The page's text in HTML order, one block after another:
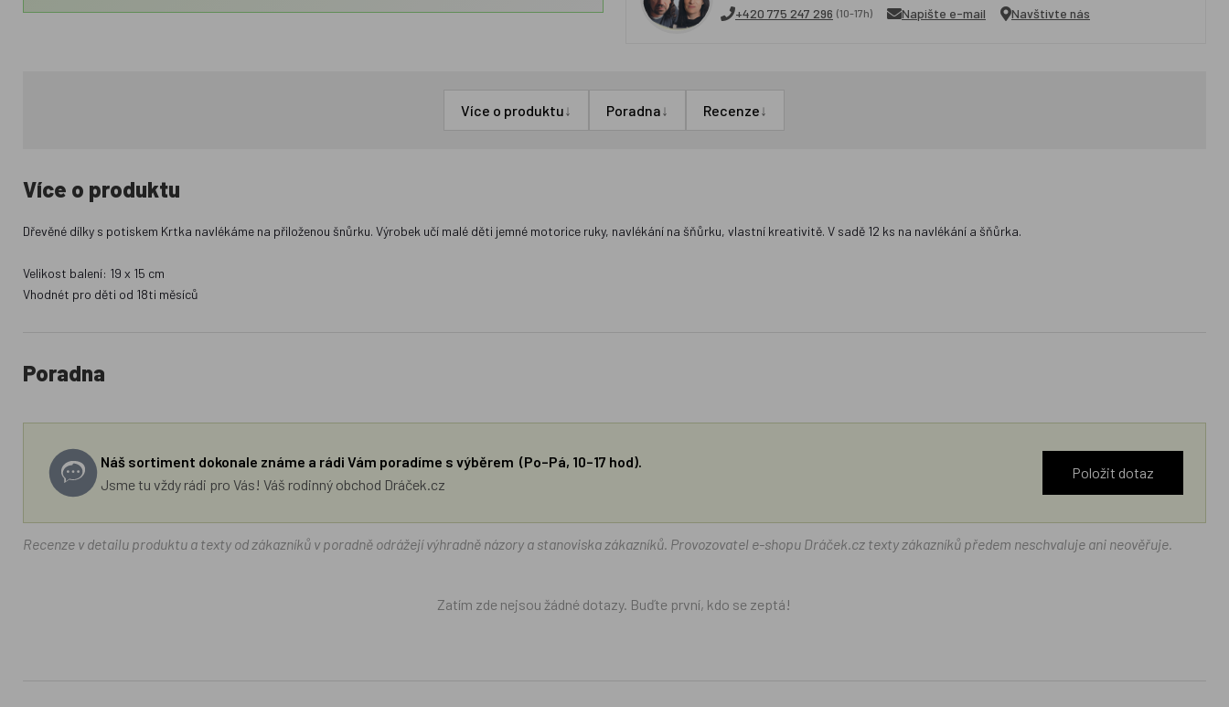
+420 775 247 296 (10-17h) Napište e-mail Navštivte nás
Více o produktu↓ Poradna↓ Recenze↓
Více o produktu
Dřevěné dílky s potiskem Krtka navlékáme na přiloženou šnůrku. Výrobek učí malé děti jemné motorice ruky, navlékání na šňůrku, vlastní kreativitě. V sadě 12 ks na navlékání a šňůrka.
Velikost balení: 19 x 15 cm
Vhodnét pro děti od 18ti měsíců
Poradna
Náš sortiment dokonale známe a rádi Vám poradíme s výběrem (Po–Pá, 10–17 hod).
Jsme tu vždy rádi pro Vás! Váš rodinný obchod Dráček.cz
Položit dotaz
Recenze v detailu produktu a texty od zákazníků v poradně odrážejí výhradně názory a stanoviska zákazníků. Provozovatel e-shopu Dráček.cz texty zákazníků předem neschvaluje ani neověřuje.
Zatím zde nejsou žádné dotazy. Buďte první, kdo se zeptá!